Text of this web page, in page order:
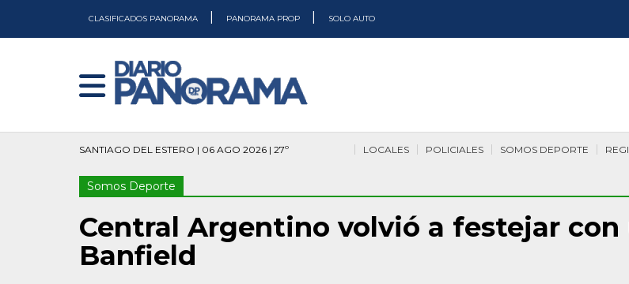
CLASIFICADOS PANORAMA PANORAMA PROP SOLO AUTO
SANTIAGO DEL ESTERO | 06 AGO 2026 | 27º SOMOS DEPORTE
POLICIALES
LOCALES
Somos Deporte
Central Argentino volvió a festejar con
Banfield